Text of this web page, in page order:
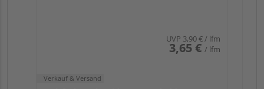
UVP 3,90 €/ lfm
3,65 € / lfm
Verkauf & Versand